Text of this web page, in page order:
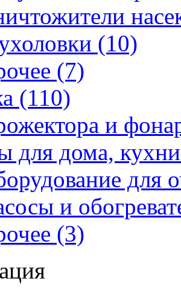
(10)
(7)
(110)
и
для дома,
для
и
(3)